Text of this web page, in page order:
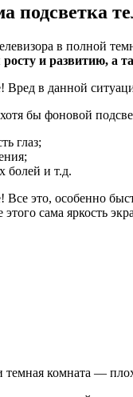
подсветка
в полной
росту и развитию, а
Вред в данной
бы фоновой
глаз;
болей и т.д.
это, особенно
сама яркость
темная комната —